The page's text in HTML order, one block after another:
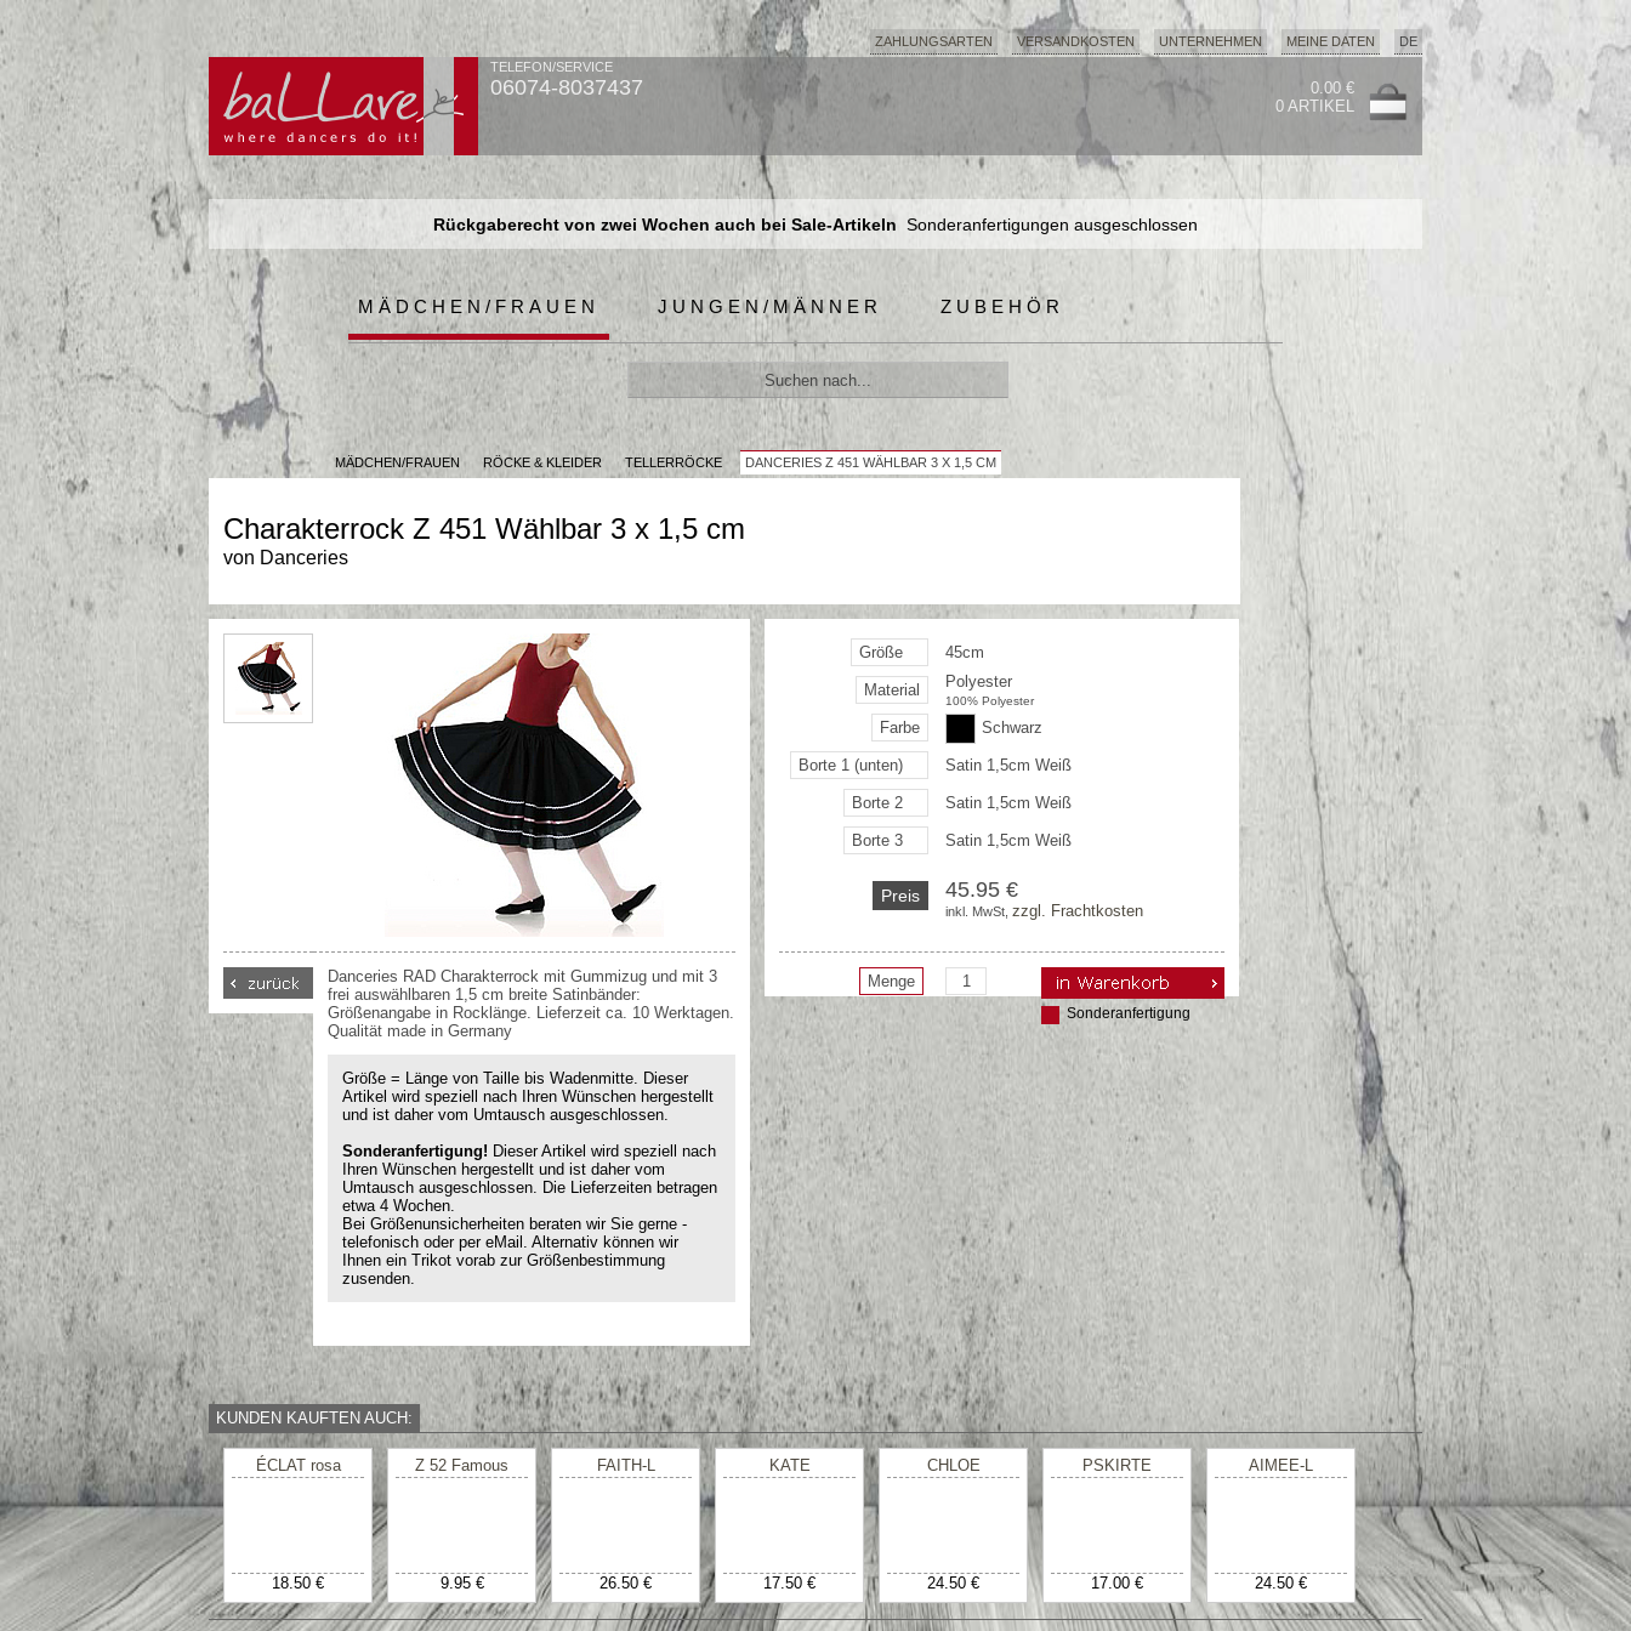
ZAHLUNGSARTEN VERSANDKOSTEN UNTERNEHMEN MEINE DATEN
DE
TELEFON/SERVICE
06074-8037437
0.00 €
0 ARTIKEL
Rückgaberecht von zwei Wochen auch bei Sale-Artikeln Sonderanfertigungen ausgeschlossen
Rückgaberecht von zwei Wochen auch bei Sale-Artikeln Sonderanfertigungen ausgeschlossen
Rückgaberecht von zwei Wochen auch bei Sale-Artikeln Sonderanfertigungen ausgeschlossen
MÄDCHEN/FRAUEN JUNGEN/MÄNNER ZUBEHÖR
MÄDCHEN/FRAUEN RÖCKE & KLEIDER TELLERRÖCKE DANCERIES Z 451 WÄHLBAR 3 X 1,5 CM
Charakterrock Z 451 Wählbar 3 x 1,5 cm
von Danceries
Danceries RAD Charakterrock mit Gummizug und mit 3
frei auswählbaren 1,5 cm breite Satinbänder:
Größenangabe in Rocklänge. Lieferzeit ca. 10 Werktagen.
Qualität made in Germany
Größe = Länge von Taille bis Wadenmitte. Dieser
Artikel wird speziell nach Ihren Wünschen hergestellt
und ist daher vom Umtausch ausgeschlossen.
Sonderanfertigung! Dieser Artikel wird speziell nach
Ihren Wünschen hergestellt und ist daher vom
Umtausch ausgeschlossen. Die Lieferzeiten betragen
etwa 4 Wochen.
Bei Größenunsicherheiten beraten wir Sie gerne -
telefonisch oder per eMail. Alternativ können wir
Ihnen ein Trikot vorab zur Größenbestimmung
zusenden.
Größe 45cm
Material Polyester
100% Polyester
Farbe Schwarz
Borte 1 (unten) Satin 1,5cm Weiß
Borte 2 Satin 1,5cm Weiß
Borte 3 Satin 1,5cm Weiß
Preis 45.95 €
inkl. MwSt, zzgl. Frachtkosten
Menge
Sonderanfertigung
KUNDEN KAUFTEN AUCH:
ÉCLAT rosa
18.50 €
Z 52 Famous
9.95 €
FAITH-L
26.50 €
KATE
17.50 €
CHLOE
24.50 €
PSKIRTE
17.00 €
AIMEE-L
24.50 €